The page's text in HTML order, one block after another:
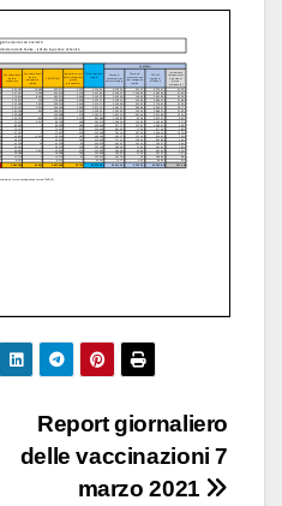
Report giornaliero
delle vaccinazioni 7
marzo 2021